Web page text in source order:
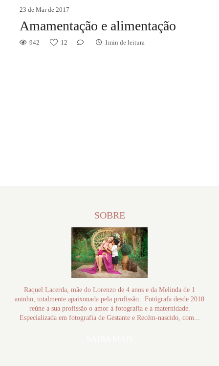
23 de Mar de 2017
Amamentação e alimentação
942 12 1min de leitura
SOBRE
Raquel Lacerda, mãe do Lorenzo de 4 anos e da Melinda de 1
aninho, totalmente apaixonada pela profissão. Fotógrafa desde 2010
reúne a sua profissão o amor à fotografia e a maternidade.
Especializada em fotografia de Gestante e Recém-nascido, com...